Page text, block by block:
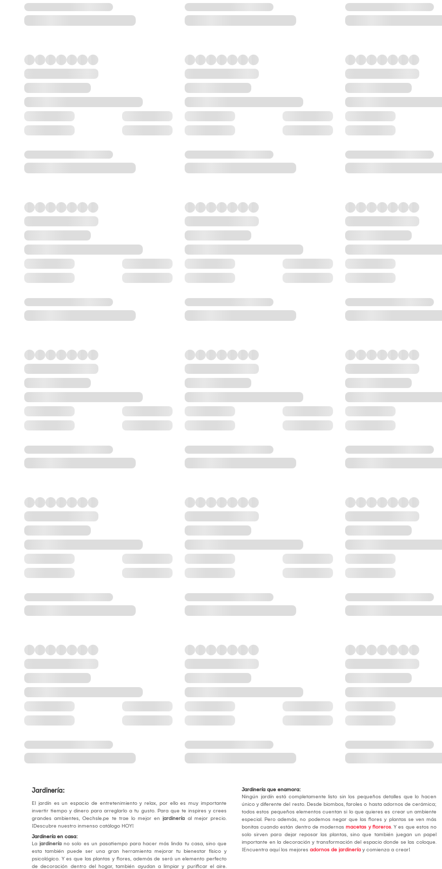
Jardinería:
El jardín es un espacio de entretenimiento y relax, por ello es muy importante
invertir tiempo y dinero para arreglarlo a tu gusto. Para que te inspires y crees
grandes ambientes, Oechsle.pe te trae lo mejor enjardinería al mejor precio.
¡Descubre nuestro inmenso catálogo HOY!
Jardinería en casa:
Lajardinería no solo es un pasatiempo para hacer más linda tu casa, sino que
esta también puede ser una gran herramienta mejorar tu bienestar físico y
psicológico. Y es que las plantas y flores, además de será un elemento perfecto
de decoración dentro del hogar, también ayudan a limpiar y purificar el aire.
Jardinería que enamora:
Ningún jardín está completamente listo sin los pequeños detalles que lo hacen
único y diferente del resto. Desde biombos, faroles o hasta adornos de cerámica;
todos estos pequeños elementos cuentan si lo que quieres es crear un ambiente
especial. Pero además, no podemos negar que las flores y plantas se ven más
bonitas cuando están dentro de modernasmacetas y floreros. Y es que estos no
solo sirven para dejar reposar las plantas, sino que también juegan un papel
importante en la decoración y transformación del espacio donde se las coloque.
¡Encuentra aquí los mejores adornos de jardinería y comienza a crear!